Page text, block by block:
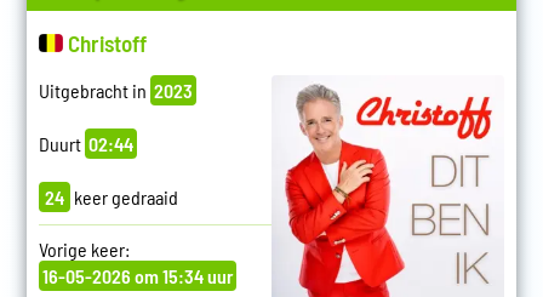
Christoff
Uitgebracht in 2023
Duurt 02:44
24 keer gedraaid
Vorige keer:
16-05-2026 om 15:34 uur